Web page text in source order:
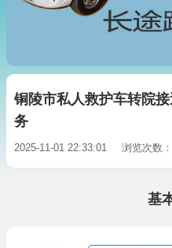
铜陵市私人救护车转院
务
2025-11-01 22:33:01 浏览次数
基